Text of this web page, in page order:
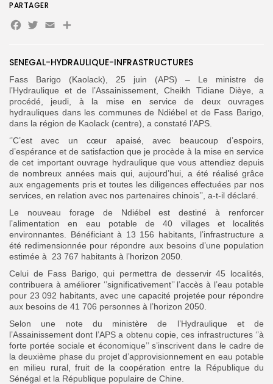
Search
for:
Search
Button
FR
SENEGAL-HYDRAULIQUE-INFRASTRUCTURES
Fass Barigo (Kaolack), 25 juin (APS) – Le ministre de
l’Hydraulique et de l’Assainissement, Cheikh Tidiane Dièye, a
procédé, jeudi, à la mise en service de deux ouvrages
hydrauliques dans les communes de Ndiébel et de Fass Barigo,
dans la région de Kaolack (centre), a constaté l’APS.
‘’C’est avec un cœur apaisé, avec beaucoup d’espoirs,
d’espérance et de satisfaction que je procède à la mise en service
de cet important ouvrage hydraulique que vous attendiez depuis
de nombreux années mais qui, aujourd’hui, a été réalisé grâce
aux engagements pris et toutes les diligences effectuées par nos
services, en relation avec nos partenaires chinois’’, a-t-il déclaré.
Le nouveau forage de Ndiébel est destiné à renforcer
l’alimentation en eau potable de 40 villages et localités
environnantes. Bénéficiant à 13 156 habitants, l’infrastructure a
été redimensionnée pour répondre aux besoins d’une population
estimée à 23 767 habitants à l’horizon 2050.
Celui de Fass Barigo, qui permettra de desservir 45 localités,
contribuera à améliorer ‘’significativement’’ l’accès à l’eau potable
pour 23 092 habitants, avec une capacité projetée pour répondre
aux besoins de 41 706 personnes à l’horizon 2050.
Selon une note du ministère de l’Hydraulique et de
l’Assainissement dont l’APS a obtenu copie, ces infrastructures ‘’à
forte portée sociale et économique’’ s’inscrivent dans le cadre de
la deuxième phase du projet d’approvisionnement en eau potable
en milieu rural, fruit de la coopération entre la République du
Sénégal et la République populaire de Chine.
PARTAGER
Facebook
Twitter
EmailPartager